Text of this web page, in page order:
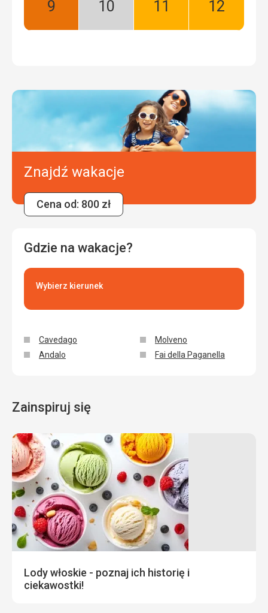
Wrzesień:
Październik:
Listopad:
Grudzień:
Znajdź wakacje
Cena od: 800 zł
Gdzie na wakacje?
Wybierz kierunek
Cavedago
Andalo
Molveno
Fai della Paganella
Zainspiruj się
Lody włoskie - poznaj ich historię i
ciekawostki!